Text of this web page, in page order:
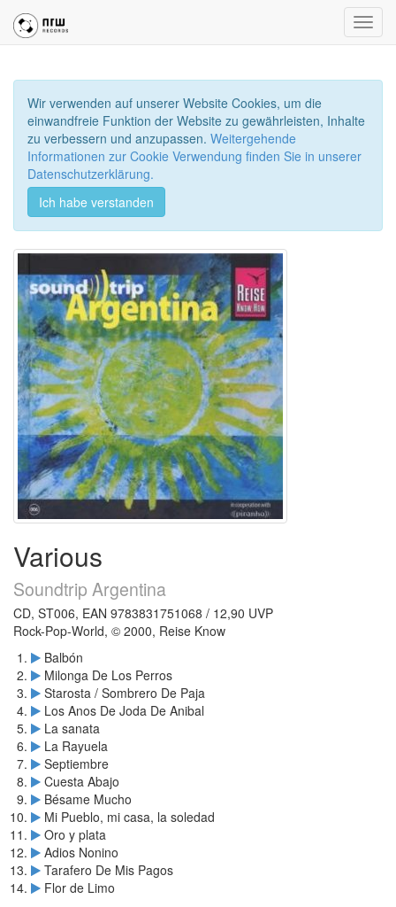
Wir verwenden auf unserer Website Cookies, um die
einwandfreie Funktion der Website zu gewährleisten, Inhalte
zu verbessern und anzupassen. Weitergehende
Informationen zur Cookie Verwendung finden Sie in unserer
Datenschutzerklärung.
Ich habe verstanden
Various
Soundtrip Argentina
CD, ST006, EAN 9783831751068 / 12,90 UVP
Rock-Pop-World, © 2000, Reise Know
Balbón
Milonga De Los Perros
Starosta / Sombrero De Paja
Los Anos De Joda De Anibal
La sanata
La Rayuela
Septiembre
Cuesta Abajo
Bésame Mucho
Mi Pueblo, mi casa, la soledad
Oro y plata
Adios Nonino
Tarafero De Mis Pagos
Flor de Limo